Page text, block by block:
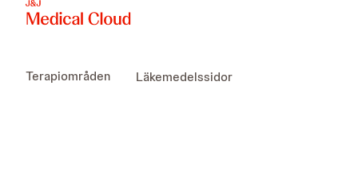
Terapiområden Läkemedelssidor